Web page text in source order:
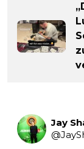
Jay
@